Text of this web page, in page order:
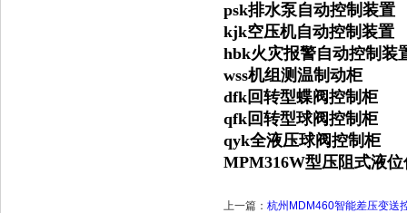
psk排水泵自动控制装置
kjk空压机自动控制装置
hbk火灾报警自动控制
wss机组测温制动柜
dfk回转型蝶阀控制柜
qfk回转型球阀控制柜
qyk全液压球阀控制柜
MPM316W型压阻式液
上一篇： 杭州MDM460智能差压变送